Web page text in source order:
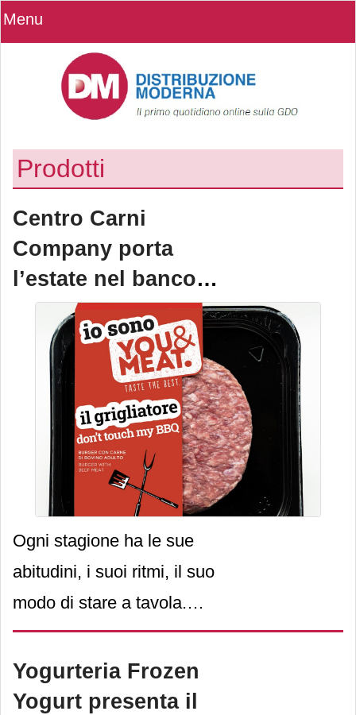
Menu
Prodotti
Centro Carni
Company porta
l’estate nel banco
freschissimi con il
Summer Vibes
burger You&Meat
Ogni stagione ha le sue
abitudini, i suoi ritmi, il suo
modo di stare a tavola.
Centro Carni Company,
ha fatto di questa
consapevolezza un
Yogurteria Frozen
Yogurt presenta il